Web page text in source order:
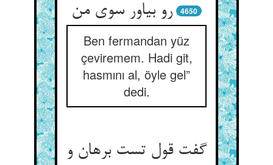
رو بیاور سوی من
4650
Ben fermandan yüz
çeviremem. Hadi git,
hasmını al, öyle gel”
dedi.
گفت قول تست برهان و